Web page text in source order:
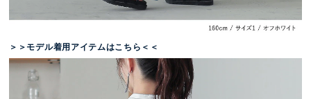
＞＞モデル着用アイテムはこちら＜＜